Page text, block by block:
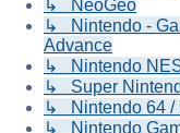
↳ NeoGeo
↳ Nintendo -
Advance
↳ Nintendo
↳ Super
↳ Nintendo 64 /
↳ Nintendo